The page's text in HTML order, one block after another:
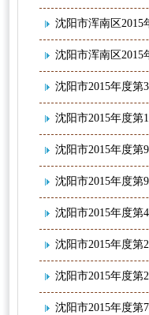
沈阳市浑南区2015
沈阳市浑南区2015
沈阳市2015年度第
沈阳市2015年度第
沈阳市2015年度第
沈阳市2015年度第
沈阳市2015年度第
沈阳市2015年度第
沈阳市2015年度第
沈阳市2015年度第